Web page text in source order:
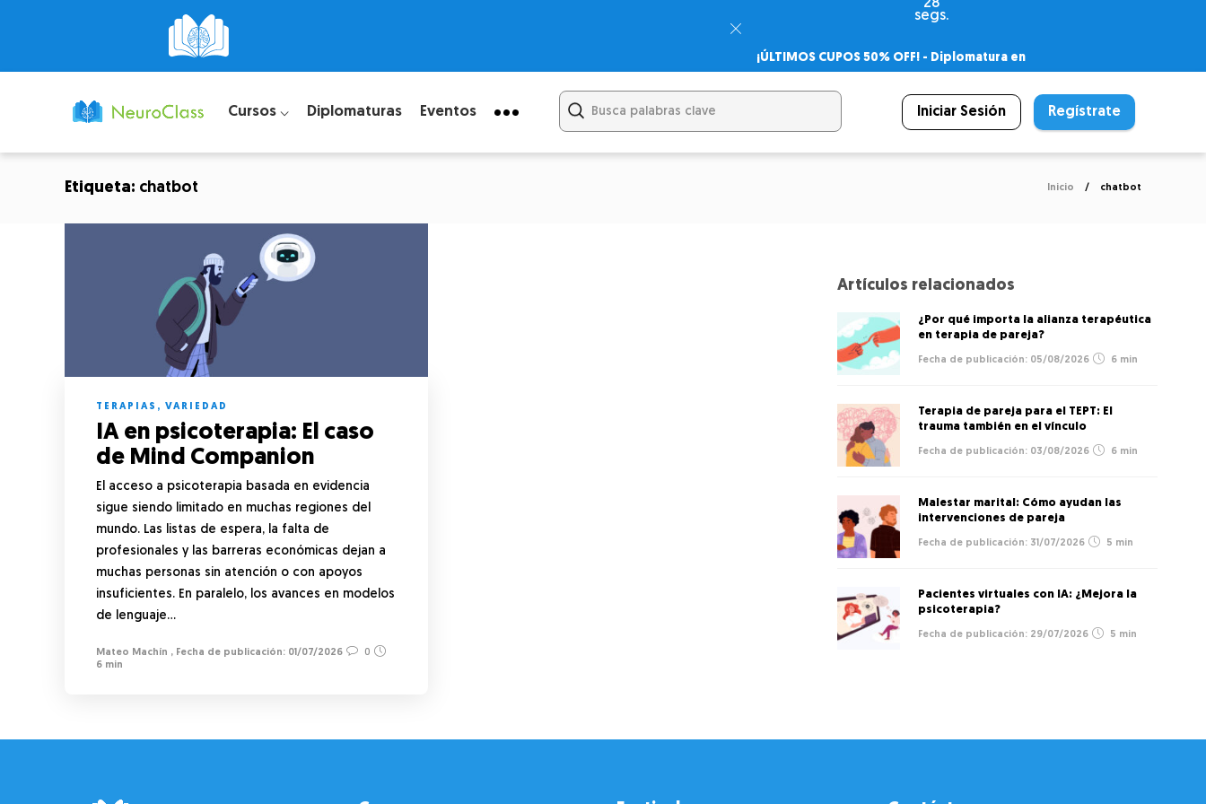
27
segs.
¡ÚLTIMOS CUPOS 50% OFF! - Diplomatura en
– Certificado Universitario
Cursos ⌵ Diplomaturas Eventos Iniciar Sesión Regístrate
Etiqueta: chatbot Inicio chatbot
TERAPIAS , VARIEDAD
IA en psicoterapia: El caso
de Mind Companion
El acceso a psicoterapia basada en evidencia
sigue siendo limitado en muchas regiones del
mundo. Las listas de espera, la falta de
profesionales y las barreras económicas dejan a
muchas personas sin atención o con apoyos
insuficientes. En paralelo, los avances en modelos
de lenguaje…
Mateo Machín , 01/07/2026
0
6 min
Artículos relacionados
¿Por qué importa la alianza terapéutica
en terapia de pareja?
05/08/2026 6 min
Terapia de pareja para el TEPT: El
trauma también en el vínculo
03/08/2026 6 min
Malestar marital: Cómo ayudan las
intervenciones de pareja
31/07/2026 5 min
Pacientes virtuales con IA: ¿Mejora la
psicoterapia?
29/07/2026 5 min